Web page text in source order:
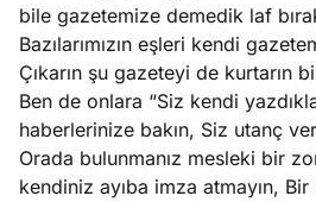
bile gazetemize demedik laf
Bazılarımızın eşleri kendi
Çıkarın şu gazeteyi de kurtarın
Ben de onlara “Siz kendi
haberlerinize bakın, Siz utanç
Orada bulunmanız mesleki bir
kendiniz ayıba imza atmayın,